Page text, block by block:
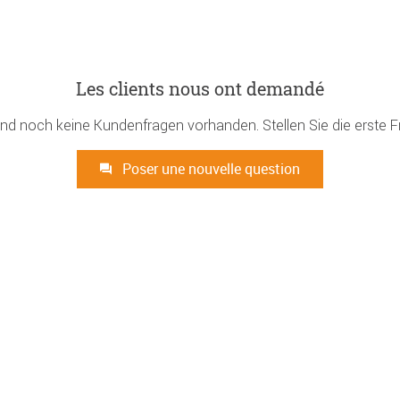
Les clients nous ont demandé
noch keine Kundenfragen vorhanden. Stellen Sie die erste
Poser une nouvelle question